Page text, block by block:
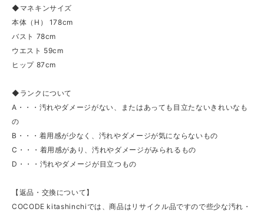
◆マネキンサイズ
本体（H） 178cm
バスト 78cm
ウエスト 59cm
ヒップ 87cm
◆ランクについて
A・・・汚れやダメージがない、またはあっても目立たないきれいなも
の
B・・・着用感が少なく、汚れやダメージが気にならないもの
C・・・着用感があり、汚れやダメージがみられるもの
D・・・汚れやダメージが目立つもの
【返品・交換について】
COCODE kitashinchiでは、商品はリサイクル品ですので些少な汚れ・